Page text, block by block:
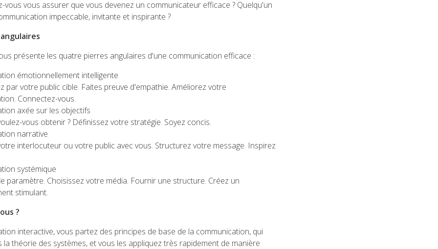
vous vous assurer que vous devenez un communicateur efficace ? Quelqu'un
impeccable, invitante et inspirante ?
présente les quatre pierres angulaires d'une communication efficace :
émotionnellement intelligente
par votre public cible. Faites preuve d'empathie. Améliorez votre
Connectez-vous.
axée sur les objectifs
vous obtenir ? Définissez votre stratégie. Soyez concis.
narrative
interlocuteur ou votre public avec vous. Structurez votre message. Inspirez
systémique
paramètre. Choisissez votre média. Fournir une structure. Créez un
stimulant.
?
interactive, vous partez des principes de base de la communication, qui
la théorie des systèmes, et vous les appliquez très rapidement de manière